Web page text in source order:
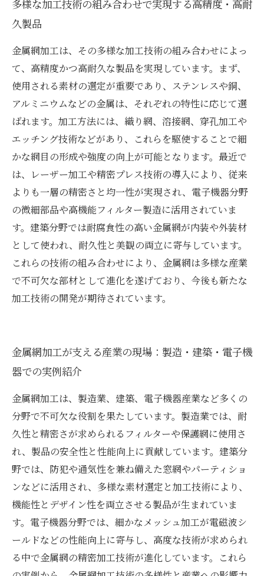
多様な加工技術の組み合わせで実現する高精度・高耐
久製品
金属網加工は、その多様な加工技術の組み合わせによっ
て、高精度かつ高耐久な製品を実現しています。まず、
使用される素材の選定が重要であり、ステンレスや銅、
アルミニウムなどの金属は、それぞれの特性に応じて選
ばれます。加工方法には、織り網、溶接網、穿孔加工や
エッチング技術などがあり、これらを駆使することで細
かな網目の形成や強度の向上が可能となります。最近で
は、レーザー加工や精密プレス技術の導入により、従来
よりも一層の精密さと均一性が実現され、電子機器分野
の微細部品や高機能フィルター製造に活用されていま
す。建築分野では耐腐食性の高い金属網が内装や外装材
として使われ、耐久性と美観の両立に寄与しています。
これらの技術の組み合わせにより、金属網は多様な産業
で不可欠な部材として進化を遂げており、今後も新たな
加工技術の開発が期待されています。
金属網加工が支える産業の現場：製造・建築・電子機
器での実例紹介
金属網加工は、製造業、建築、電子機器産業など多くの
分野で不可欠な役割を果たしています。製造業では、耐
久性と精密さが求められるフィルターや保護網に使用さ
れ、製品の安全性と性能向上に貢献しています。建築分
野では、防犯や通気性を兼ね備えた窓網やパーティショ
ンなどに活用され、多様な素材選定と加工技術により、
機能性とデザイン性を両立させる製品が生まれていま
す。電子機器分野では、細かなメッシュ加工が電磁波シ
ールドなどの性能向上に寄与し、高度な技術が求められ
る中で金属網の精密加工技術が進化しています。これら